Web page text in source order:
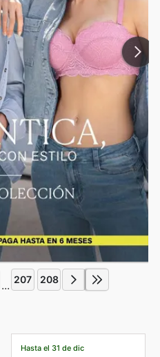
... 207 208
Hasta el 31 de dic